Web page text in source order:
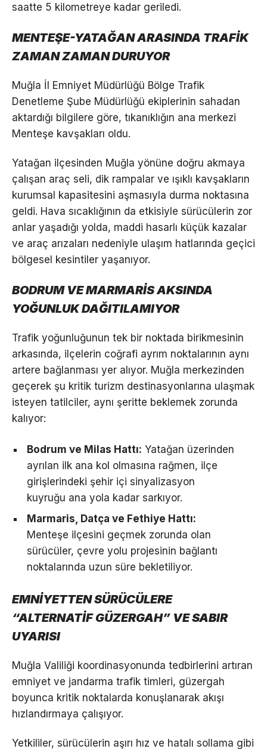
saatte 5 kilometreye kadar geriledi.
MENTEŞE-YATAĞAN ARASINDA TRAFİK
ZAMAN ZAMAN DURUYOR
Muğla İl Emniyet Müdürlüğü Bölge Trafik
Denetleme Şube Müdürlüğü ekiplerinin sahadan
aktardığı bilgilere göre, tıkanıklığın ana merkezi
Menteşe kavşakları oldu.
Yatağan ilçesinden Muğla yönüne doğru akmaya
çalışan araç seli, dik rampalar ve ışıklı kavşakların
kurumsal kapasitesini aşmasıyla durma noktasına
geldi. Hava sıcaklığının da etkisiyle sürücülerin zor
anlar yaşadığı yolda, maddi hasarlı küçük kazalar
ve araç arızaları nedeniyle ulaşım hatlarında geçici
bölgesel kesintiler yaşanıyor.
BODRUM VE MARMARİS AKSINDA
YOĞUNLUK DAĞITILAMIYOR
Trafik yoğunluğunun tek bir noktada birikmesinin
arkasında, ilçelerin coğrafi ayrım noktalarının aynı
artere bağlanması yer alıyor. Muğla merkezinden
geçerek şu kritik turizm destinasyonlarına ulaşmak
isteyen tatilciler, aynı şeritte beklemek zorunda
kalıyor:
Bodrum ve Milas Hattı: Yatağan üzerinden
ayrılan ilk ana kol olmasına rağmen, ilçe
girişlerindeki şehir içi sinyalizasyon
kuyruğu ana yola kadar sarkıyor.
Marmaris, Datça ve Fethiye Hattı:
Menteşe ilçesini geçmek zorunda olan
sürücüler, çevre yolu projesinin bağlantı
noktalarında uzun süre bekletiliyor.
EMNİYETTEN SÜRÜCÜLERE
“ALTERNATİF GÜZERGAH” VE SABIR
UYARISI
Muğla Valiliği koordinasyonunda tedbirlerini artıran
emniyet ve jandarma trafik timleri, güzergah
boyunca kritik noktalarda konuşlanarak akışı
hızlandırmaya çalışıyor.
Yetkililer, sürücülerin aşırı hız ve hatalı sollama gibi